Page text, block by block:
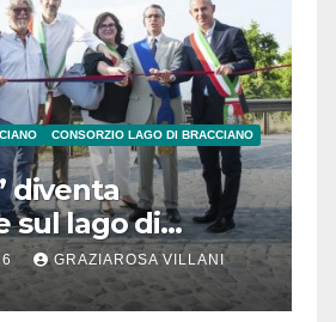
CONSORZIO LAGO DI BRACCIANO
diventa
sul lago di
ieriGRAZIAROSA VILLANI